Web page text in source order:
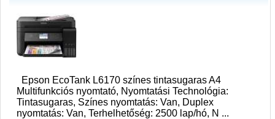
Epson EcoTank L6170 színes tintasugaras A4
Multifunkciós nyomtató, Nyomtatási Technológia:
Tintasugaras, Színes nyomtatás: Van, Duplex
nyomtatás: Van, Terhelhetőség: 2500 lap/hó, N ...